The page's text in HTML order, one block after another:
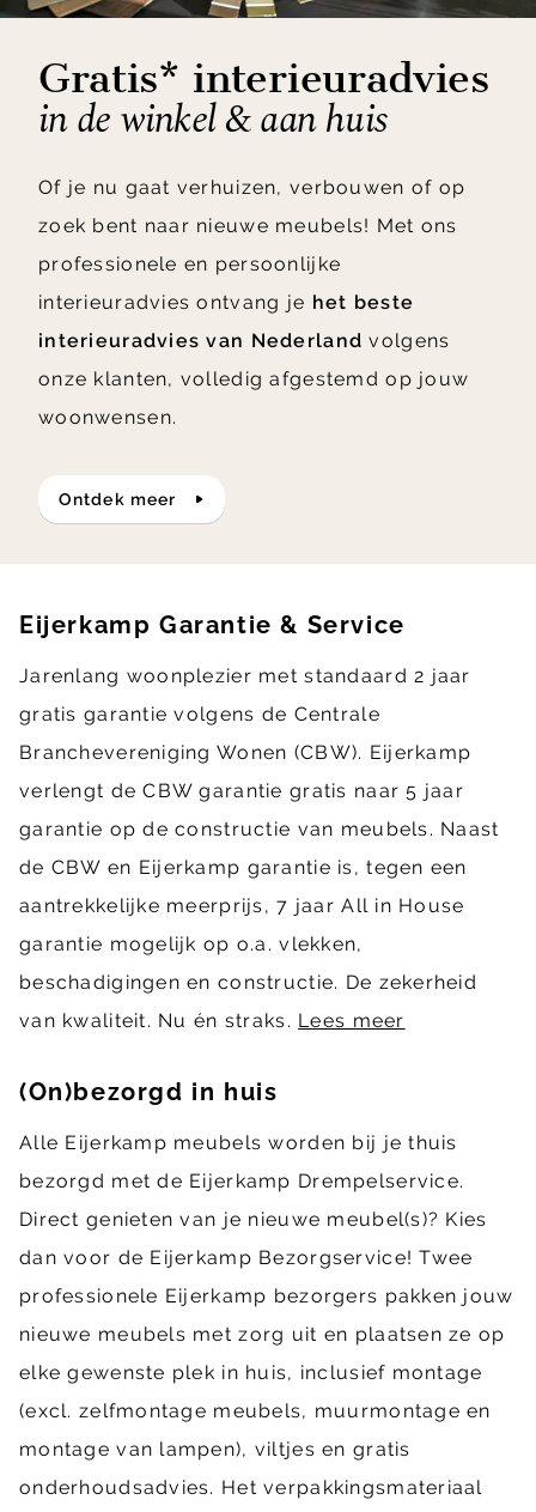
Gratis* interieuradvies
in de winkel & aan huis
Of je nu gaat verhuizen, verbouwen of op
zoek bent naar nieuwe meubels! Met ons
professionele en persoonlijke
interieuradvies ontvang je het beste
interieuradvies van Nederland volgens
onze klanten, volledig afgestemd op jouw
woonwensen.
ontdek meer
Eijerkamp Garantie & Service
Jarenlang woonplezier met standaard 2 jaar
gratis garantie volgens de Centrale
Branchevereniging Wonen (CBW). Eijerkamp
verlengt de CBW garantie gratis naar 5 jaar
garantie op de constructie van meubels. Naast
de CBW en Eijerkamp garantie is, tegen een
aantrekkelijke meerprijs, 7 jaar All in House
garantie mogelijk op o.a. vlekken,
beschadigingen en constructie. De zekerheid
van kwaliteit. Nu én straks. Lees meer
(On)bezorgd in huis
Alle Eijerkamp meubels worden bij je thuis
bezorgd met de Eijerkamp Drempelservice.
Direct genieten van je nieuwe meubel(s)? Kies
dan voor de Eijerkamp Bezorgservice! Twee
professionele Eijerkamp bezorgers pakken jouw
nieuwe meubels met zorg uit en plaatsen ze op
elke gewenste plek in huis, inclusief montage
(excl. zelfmontage meubels, muurmontage en
montage van lampen), viltjes en gratis
onderhoudsadvies. Het verpakkingsmateriaal